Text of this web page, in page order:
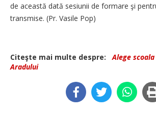
de această dată sesiunii de formare şi
transmise. (Pr. Vasile Pop)
Citeşte mai multe despre: Alege scoala
Aradului